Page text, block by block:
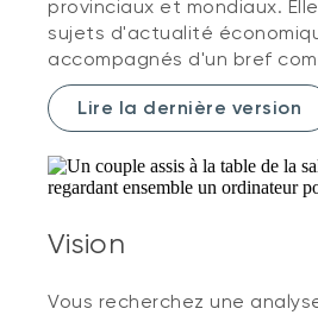
provinciaux et mondiaux.
sujets d'actualité
accompagnés d'un bref
Lire la dernière version
Vision
Vous recherchez une